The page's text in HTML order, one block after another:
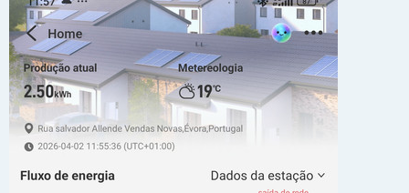
m